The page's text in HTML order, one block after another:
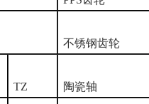
不锈钢齿轮
TZ 陶瓷轴